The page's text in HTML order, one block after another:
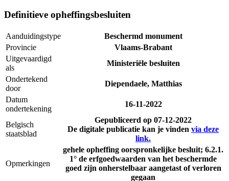
Definitieve opheffingsbesluiten
Aanduidingstype
Beschermd monument
Provincie
Vlaams-Brabant
Uitgevaardigd
als
Ministeriële besluiten
Ondertekend
door
Diependaele, Matthias
Datum
ondertekening
16-11-2022
Belgisch
staatsblad
Gepubliceerd op 07-12-2022
De digitale publicatie kan je vinden via deze
link.
Opmerkingen
gehele opheffing oorspronkelijke besluit; 6.2.1.
1° de erfgoedwaarden van het beschermde
goed zijn onherstelbaar aangetast of verloren
gegaan